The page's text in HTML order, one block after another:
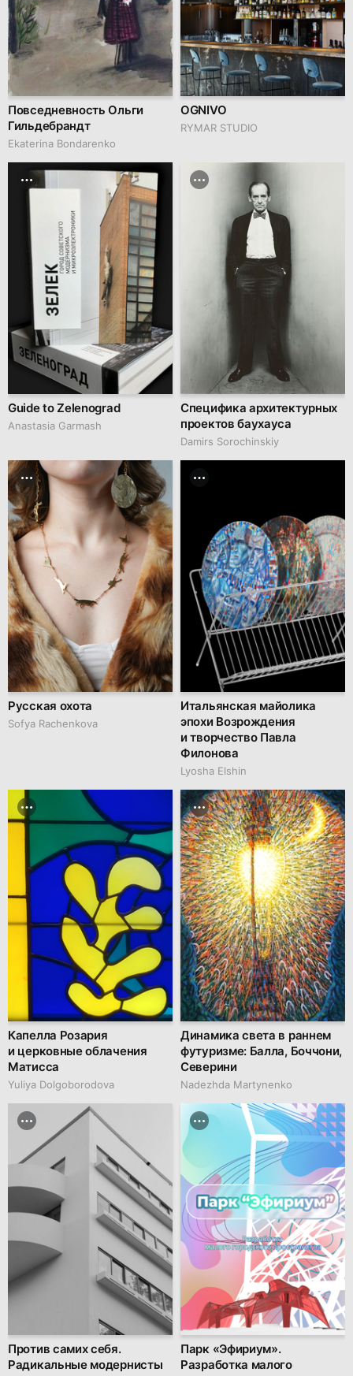
Повседневность Ольги
Гильдебрандт
Ekaterina Bondarenko
OGNIVO
RYMAR STUDIO
Guide to Zelenograd
Anastasia Garmash
Специфика архитектурных
проектов баухауса
Damirs Sorochinskiy
Русская охота
Sofya Rachenkova
Итальянская майолика
эпохи Возрождения
и творчество Павла
Филонова
Lyosha Elshin
Капелла Розария
и церковные облачения
Матисса
Yuliya Dolgoborodova
Динамика света в раннем
футуризме: Балла, Боччони,
Северини
Nadezhda Martynenko
Против самих себя.
Радикальные модернисты
Парк «Эфириум».
Разработка малого